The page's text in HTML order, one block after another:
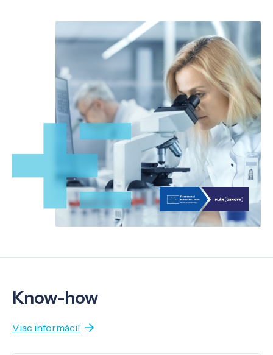
Know-how
Viac informácií